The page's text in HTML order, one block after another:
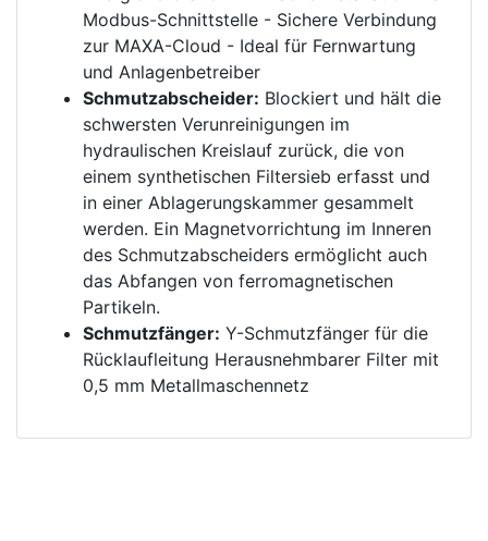
Modbus-Schnittstelle - Sichere Verbindung
zur MAXA-Cloud - Ideal für Fernwartung
und Anlagenbetreiber
Schmutzabscheider: Blockiert und hält die
schwersten Verunreinigungen im
hydraulischen Kreislauf zurück, die von
einem synthetischen Filtersieb erfasst und
in einer Ablagerungskammer gesammelt
werden. Ein Magnetvorrichtung im Inneren
des Schmutzabscheiders ermöglicht auch
das Abfangen von ferromagnetischen
Partikeln.
Schmutzfänger: Y-Schmutzfänger für die
Rücklaufleitung Herausnehmbarer Filter mit
0,5 mm Metallmaschennetz